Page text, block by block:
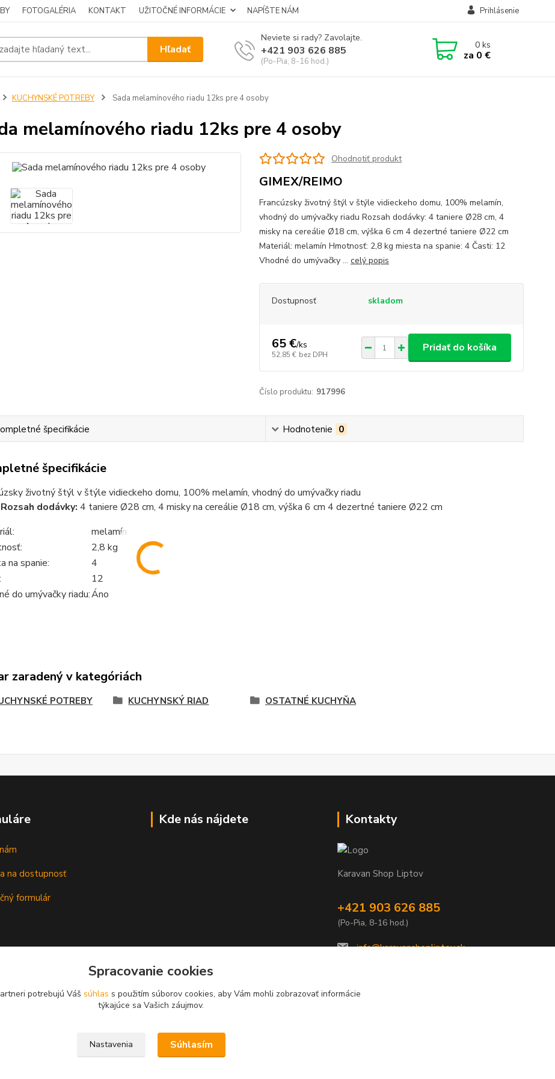
FOTOGALÉRIA KONTAKT UŽITOČNÉ INFORMÁCIE NAPÍŠTE NÁM Prihlásenie
Hľadať
Neviete si rady? Zavolajte.
+421 903 626 885
(Po-Pia, 8-16 hod.)
0ks
za 0 €
KUCHYNSKÉ POTREBY Sada melamínového riadu 12ks pre 4 osoby
melamínového riadu 12ks pre 4 osoby
Ohodnotiť produkt
GIMEX/REIMO
Francúzsky životný štýl v štýle vidieckeho domu, 100% melamín,
vhodný do umývačky riadu Rozsah dodávky: 4 taniere Ø28 cm, 4
misky na cereálie Ø18 cm, výška 6 cm 4 dezertné taniere Ø22 cm
Materiál: melamín Hmotnosť: 2,8 kg miesta na spanie: 4 Časti: 12
Vhodné do umývačky ... celý popis
Dostupnosť skladom
65 €/ks
52,85 € bez DPH
Pridať do košíka
Číslo produktu: 917996
špecifikácie Hodnotenie 0
špecifikácie
životný štýl v štýle vidieckeho domu, 100% melamín, vhodný do umývačky riadu
Rozsah dodávky: 4 taniere Ø28 cm, 4 misky na cereálie Ø18 cm, výška 6 cm 4 dezertné taniere Ø22 cm
melamín
2,8 kg
na spanie:
4
12
do umývačky riadu:Áno
zaradený v kategóriách
POTREBY KUCHYNSKÝ RIAD OSTATNÉ KUCHYŇA
na dostupnosť
formulár
Kde nás nájdete Kontakty
Karavan Shop Liptov
+421 903 626 885
(Po-Pia, 8-16 hod.)
info@karavanshopliptov.sk
Spracovanie cookies
potrebujú Váš súhlas s použitím súborov cookies, aby Vám mohli zobrazovať informácie
týkajúce sa Vašich záujmov.
Nastavenia Súhlasím